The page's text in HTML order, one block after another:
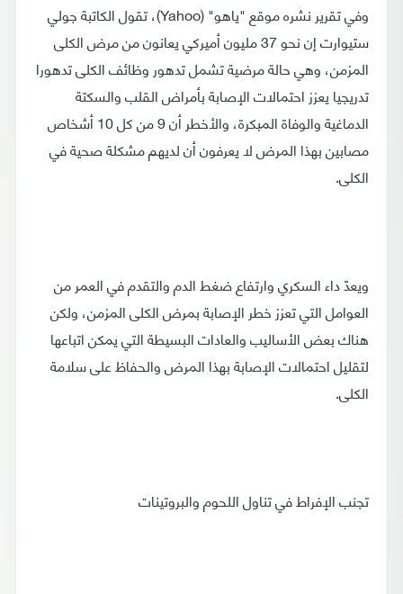
وفي تقرير نشره موقع "ياهو" (Yahoo)، تقول الكاتبة جولي
ستيوارت إن نحو 37 مليون أميركي يعانون من مرض الكلى
المزمن، وهي حالة مرضية تشمل تدهور وظائف الكلى تدهورا
تدريجيا يعزز احتمالات الإصابة بأمراض القلب والسكتة
الدماغية والوفاة المبكرة، والأخطر أن 9 من كل 10 أشخاص
مصابين بهذا المرض لا يعرفون أن لديهم مشكلة صحية في
الكلى.
ويعدّ داء السكري وارتفاع ضغط الدم والتقدم في العمر من
العوامل التي تعزز خطر الإصابة بمرض الكلى المزمن، ولكن
هناك بعض الأساليب والعادات البسيطة التي يمكن اتباعها
لتقليل احتمالات الإصابة بهذا المرض والحفاظ على سلامة
الكلى.
تجنب الإفراط في تناول اللحوم والبروتينات